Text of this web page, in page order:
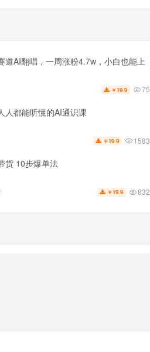
道AI翻唱，一周涨粉4.7w，小白也能上
￥ 19.9 75
人都能听懂的AI通识课
￥ 19.9 1583
货 10步爆单法
￥ 19.9 832